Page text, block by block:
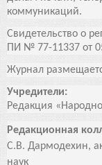
коммуникаций.
Свидетельство о
ПИ № 77-11337 от
Журнал
Учредители:
Редакция
Редакционная
С.В. Дармодехин,
наук